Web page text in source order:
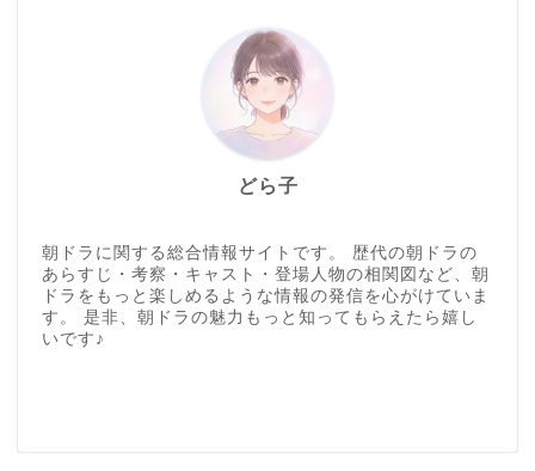
どら子
朝ドラに関する総合情報サイトです。 歴代の朝ドラの
あらすじ・考察・キャスト・登場人物の相関図など、朝
ドラをもっと楽しめるような情報の発信を心がけていま
す。 是非、朝ドラの魅力もっと知ってもらえたら嬉し
いです♪